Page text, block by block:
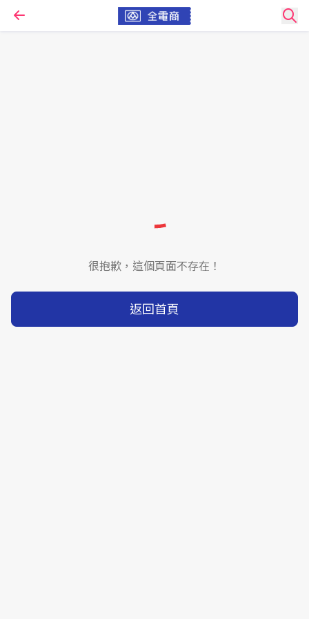
很抱歉，這個頁面不存在！
返回首頁